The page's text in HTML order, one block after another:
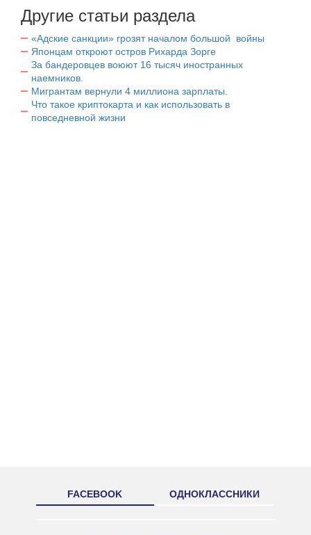
Другие статьи раздела
«Адские санкции» грозят началом большой войны
Японцам откроют остров Рихарда Зорге
За бандеровцев воюют 16 тысяч иностранных
наемников.
Мигрантам вернули 4 миллиона зарплаты.
Что такое криптокарта и как использовать в
повседневной жизни
FACEBOOK ОДНОКЛАССНИКИ